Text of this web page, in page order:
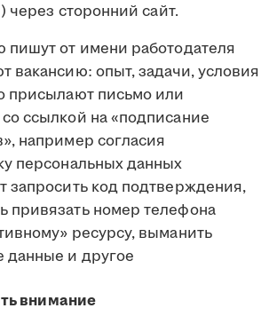
сторонний сайт.
пишут от имени работодателя
вакансию: опыт, задачи, условия
присылают письмо или
ссылкой на «подписание
например согласия
персональных данных
запросить код подтверждения,
привязать номер телефона
ресурсу, выманить
данные и другое
внимание